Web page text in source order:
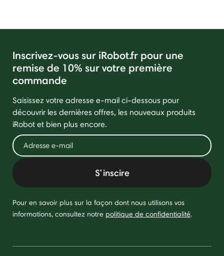
Inscrivez-vous sur iRobot.fr pour une
remise de 10% sur votre première
commande
Saisissez votre adresse e-mail ci-dessous pour
découvrir les dernières offres, les nouveaux produits
iRobot et bien plus encore.
S'inscire
Pour en savoir plus sur la façon dont nous utilisons vos
informations, consultez notre politique de confidentialité.